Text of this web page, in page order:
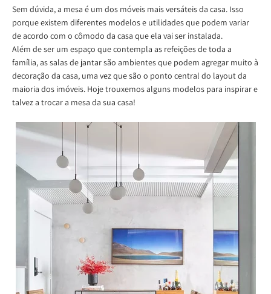
Sem dúvida, a mesa é um dos móveis mais versáteis da casa. Isso
porque existem diferentes modelos e utilidades que podem variar
de acordo com o cômodo da casa que ela vai ser instalada.
Além de ser um espaço que contempla as refeições de toda a
família, as salas de jantar são ambientes que podem agregar muito à
decoração da casa, uma vez que são o ponto central do layout da
maioria dos imóveis. Hoje trouxemos alguns modelos para inspirar e
talvez a trocar a mesa da sua casa!